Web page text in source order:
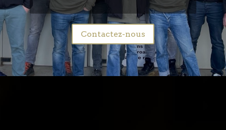
Contactez-nous